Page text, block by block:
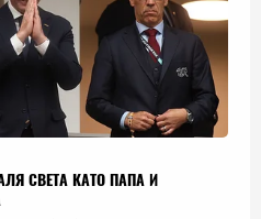
СВЕТА КАТО ПАПА И